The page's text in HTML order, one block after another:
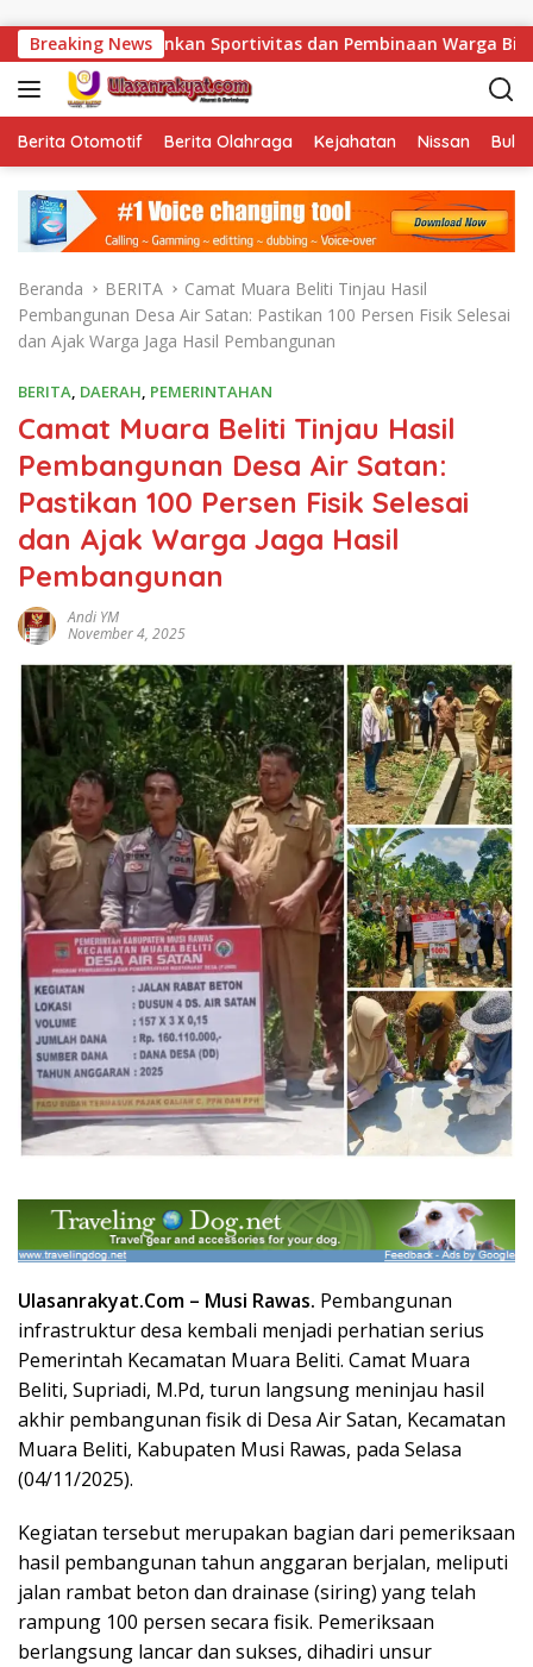
Breaking News
Sportivitas dan Pembinaan Warga Binaan. Bukan
Berita Otomotif Berita Olahraga Kejahatan Nissan
Beranda BERITA
Camat Muara Beliti Tinjau Hasil
Pembangunan Desa Air Satan: Pastikan 100 Persen Fisik Selesai
dan Ajak Warga Jaga Hasil Pembangunan
BERITA, DAERAH, PEMERINTAHAN
Camat Muara Beliti Tinjau Hasil
Pembangunan Desa Air Satan:
Pastikan 100 Persen Fisik Selesai
dan Ajak Warga Jaga Hasil
Pembangunan
Andi YM
November 4, 2025
Ulasanrakyat.Com – Musi Rawas. Pembangunan
infrastruktur desa kembali menjadi perhatian serius
Pemerintah Kecamatan Muara Beliti. Camat Muara
Beliti, Supriadi, M.Pd, turun langsung meninjau hasil
akhir pembangunan fisik di Desa Air Satan, Kecamatan
Muara Beliti, Kabupaten Musi Rawas, pada Selasa
(04/11/2025).
Kegiatan tersebut merupakan bagian dari pemeriksaan
hasil pembangunan tahun anggaran berjalan, meliputi
jalan rambat beton dan drainase (siring) yang telah
rampung 100 persen secara fisik. Pemeriksaan
berlangsung lancar dan sukses, dihadiri unsur